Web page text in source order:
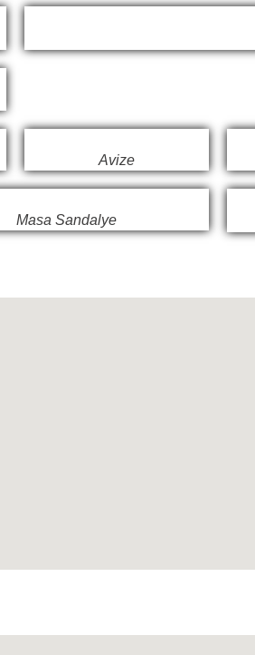
Avize
Masa Sandalye